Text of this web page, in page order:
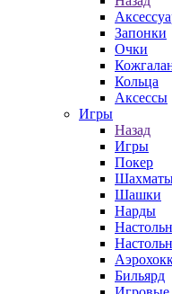
Запонки
Очки
Кольца
Аксессы
Игры
Назад
Игры
Покер
Шашки
Нарды
Бильярд